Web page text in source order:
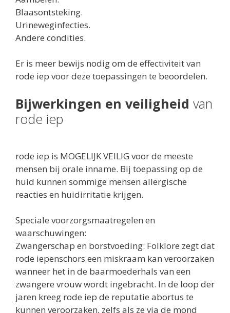
Blaasontsteking.
Urineweginfecties.
Andere condities.
Er is meer bewijs nodig om de effectiviteit van
rode iep voor deze toepassingen te beoordelen.
Bijwerkingen en veiligheid van
rode iep
rode iep is MOGELIJK VEILIG voor de meeste
mensen bij orale inname. Bij toepassing op de
huid kunnen sommige mensen allergische
reacties en huidirritatie krijgen.
Speciale voorzorgsmaatregelen en
waarschuwingen:
Zwangerschap en borstvoeding: Folklore zegt dat
rode iepenschors een miskraam kan veroorzaken
wanneer het in de baarmoederhals van een
zwangere vrouw wordt ingebracht. In de loop der
jaren kreeg rode iep de reputatie abortus te
kunnen veroorzaken, zelfs als ze via de mond